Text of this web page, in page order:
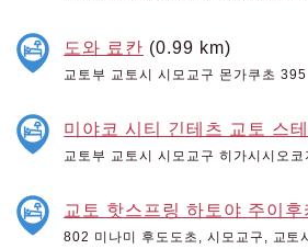
도와 료칸 (0.99 km)
교토부 교토시 시모교구 몬가쿠초 395
미야코 시티 긴테츠 교토 스
교토부 교토시 시모교구 히가시시오
교토 핫스프링 하토야 주이후
802 미나미 후도도초, 시모교구, 교토